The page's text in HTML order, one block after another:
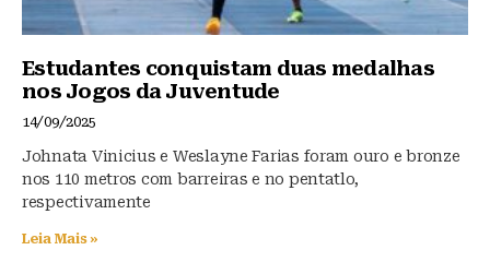
Estudantes conquistam duas medalhas
nos Jogos da Juventude
14/09/2025
Johnata Vinicius e Weslayne Farias foram ouro e bronze
nos 110 metros com barreiras e no pentatlo,
respectivamente
Leia Mais »